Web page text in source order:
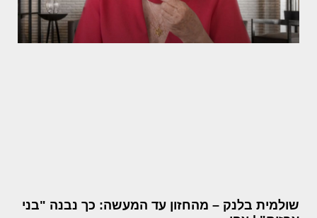
שולמית בלנק – מהחזון עד המעשה: כך נבנה "בני